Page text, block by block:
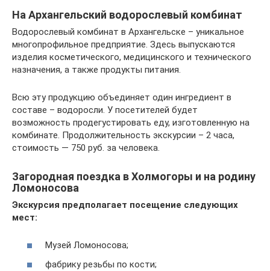
На Архангельский водорослевый комбинат
Водорослевый комбинат в Архангельске – уникальное
многопрофильное предприятие. Здесь выпускаются
изделия косметического, медицинского и технического
назначения, а также продукты питания.
Всю эту продукцию объединяет один ингредиент в
составе – водоросли. У посетителей будет
возможность продегустировать еду, изготовленную на
комбинате. Продолжительность экскурсии – 2 часа,
стоимость — 750 руб. за человека.
Загородная поездка в Холмогоры и на родину
Ломоносова
Экскурсия предполагает посещение следующих
мест:
Музей Ломоносова;
фабрику резьбы по кости;